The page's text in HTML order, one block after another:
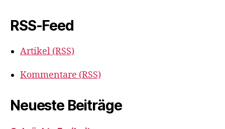
RSS-Feed
Artikel (RSS)
Kommentare (RSS)
Neueste Beiträge